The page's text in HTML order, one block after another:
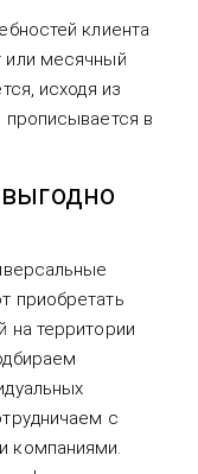
клиента
или месячный
исходя из
прописывается в
приобретать
на территории
с
компаниями.